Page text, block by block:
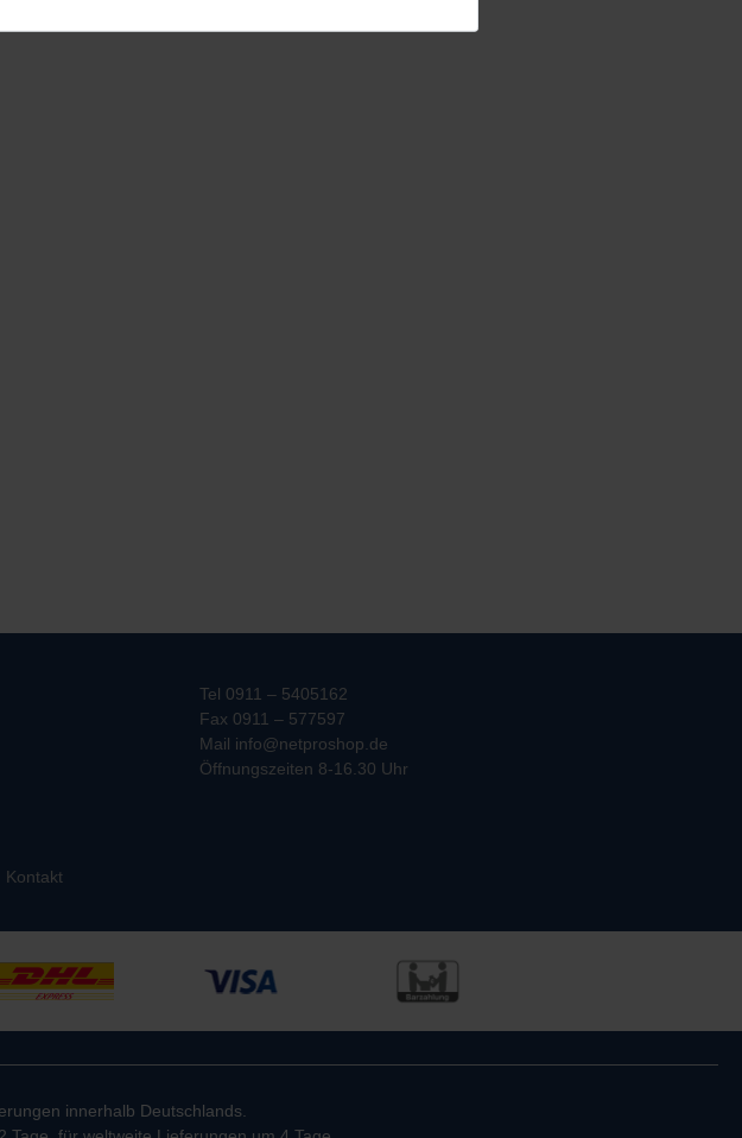
1
Tel 0911 – 5405162
Fax 0911 – 577597
Mail info@netproshop.de
Öffnungszeiten 8-16.30 Uhr
Kontakt
innerhalb Deutschlands.